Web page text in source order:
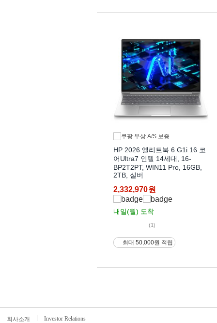
HP 2026 엘리트북 6 G1i 16 코
어Ultra7 인텔 14세대, 16-
BP2T2PT, WIN11 Pro, 16GB,
2TB, 실버
2,332,970원
내일(월) 도착
(1)
최대 50,000원 적립
회사소개
Investor Relations